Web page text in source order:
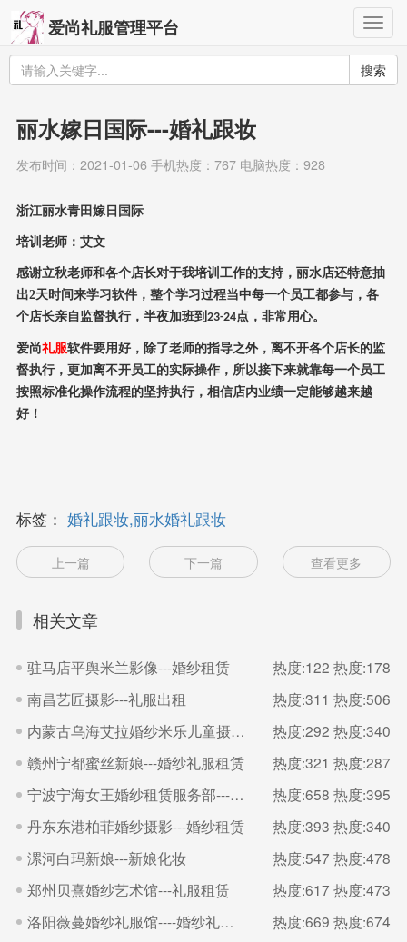
爱尚礼服管理平台
搜索
丽水嫁日国际---婚礼跟妆
发布时间：2021-01-06 手机热度：767 电脑热度：928
浙江丽水青田嫁日国际
培训老师：艾文
感谢立秋老师和各个店长对于我培训工作的支持，丽水店还特意抽
出2天时间来学习软件，整个学习过程当中每一个员工都参与，各
个店长亲自监督执行，半夜加班到 23-24点，非常用心。
爱尚礼服软件要用好，除了老师的指导之外，离不开各个店长的监
督执行，更加离不开员工的实际操作，所以接下来就靠每一个员工
按照标准化操作流程的坚持执行，相信店内业绩一定能够越来越
好！
标签： 婚礼跟妆,丽水婚礼跟妆
上一篇 下一篇 查看更多
相关文章
驻马店平舆米兰影像---婚纱租赁 热度:122 热度:178
南昌艺匠摄影---礼服出租
热度:311 热度:506
内蒙古乌海艾拉婚纱米乐儿童摄影---婚礼跟妆
热度:292 热度:340
赣州宁都蜜丝新娘---婚纱礼服租赁
热度:321 热度:287
宁波宁海女王婚纱租赁服务部---婚纱租赁
热度:658 热度:395
丹东东港柏菲婚纱摄影---婚纱租赁
热度:393 热度:340
漯河白玛新娘---新娘化妆
热度:547 热度:478
郑州贝熹婚纱艺术馆---礼服租赁
热度:617 热度:473
洛阳薇蔓婚纱礼服馆----婚纱礼服租赁
热度:669 热度:674